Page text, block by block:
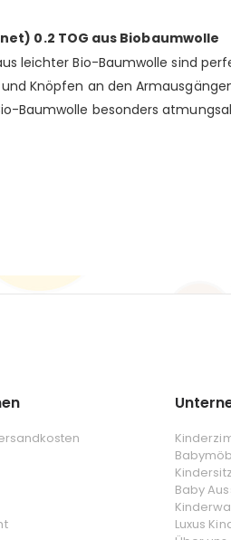
0.2 TOG aus Biobaumwolle
leichter Bio-Baumwolle sind
Knöpfen an den
Baumwolle besonders
Kindersitz
Baby
Luxus